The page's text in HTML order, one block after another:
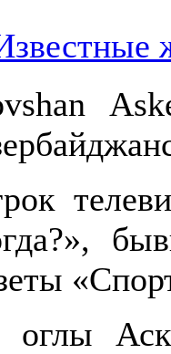
оглы